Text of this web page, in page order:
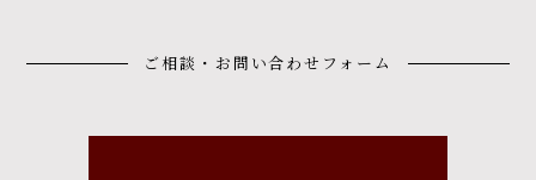
ご相談・お問い合わせフォーム